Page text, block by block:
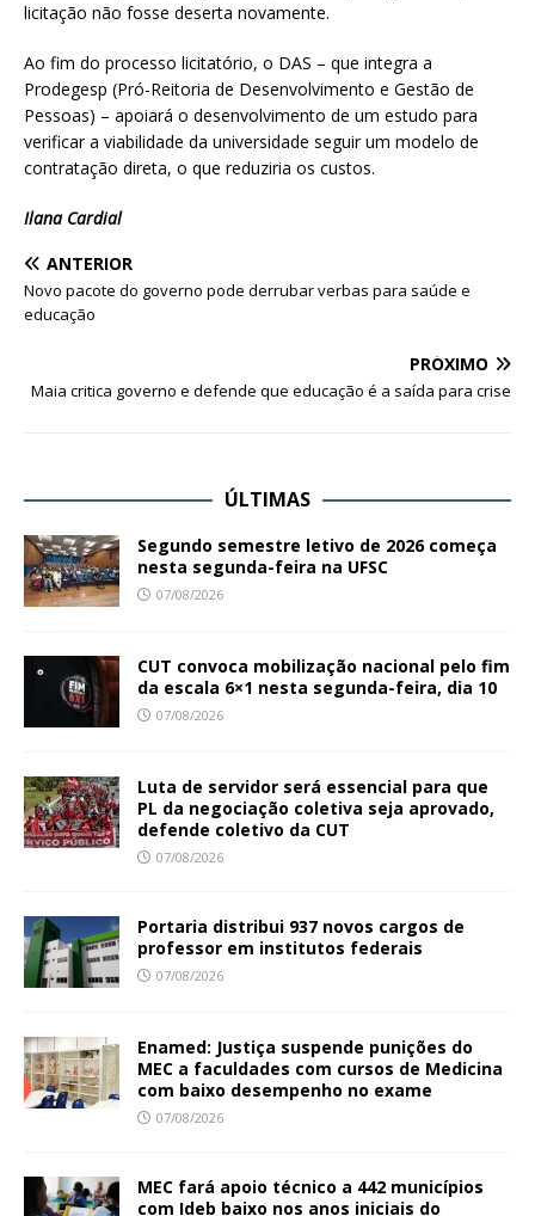
licitação não fosse deserta novamente.
Ao fim do processo licitatório, o DAS – que integra a
Prodegesp (Pró-Reitoria de Desenvolvimento e Gestão de
Pessoas) – apoiará o desenvolvimento de um estudo para
verificar a viabilidade da universidade seguir um modelo de
contratação direta, o que reduziria os custos.
Ilana Cardial
ANTERIOR
Novo pacote do governo pode derrubar verbas para saúde e
educação
PRÓXIMO
Maia critica governo e defende que educação é a saída para crise
ÚLTIMAS
Segundo semestre letivo de 2026 começa
nesta segunda-feira na UFSC
07/08/2026
CUT convoca mobilização nacional pelo fim
da escala 6×1 nesta segunda-feira, dia 10
07/08/2026
Luta de servidor será essencial para que
PL da negociação coletiva seja aprovado,
defende coletivo da CUT
07/08/2026
Portaria distribui 937 novos cargos de
professor em institutos federais
07/08/2026
Enamed: Justiça suspende punições do
MEC a faculdades com cursos de Medicina
com baixo desempenho no exame
07/08/2026
MEC fará apoio técnico a 442 municípios
com Ideb baixo nos anos iniciais do